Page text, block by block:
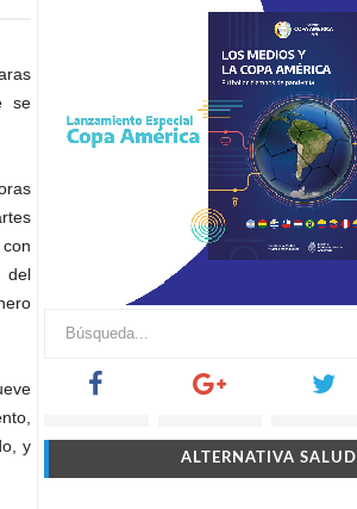
se
del
y
ALTERNATIVA SALUD